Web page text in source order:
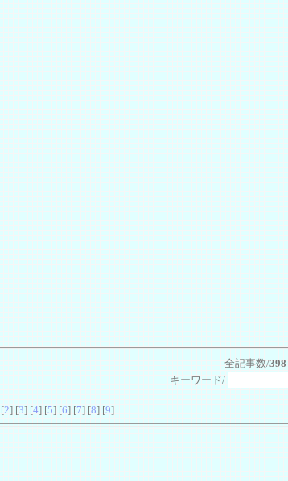
全記事数/398
キーワード/
2] [3] [4] [5] [6] [7] [8] [9]